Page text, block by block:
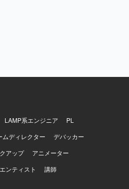
LAMP系エンジニア
PL
ムディレクター
デバッカー
アップ
アニメーター
ンティスト 講師